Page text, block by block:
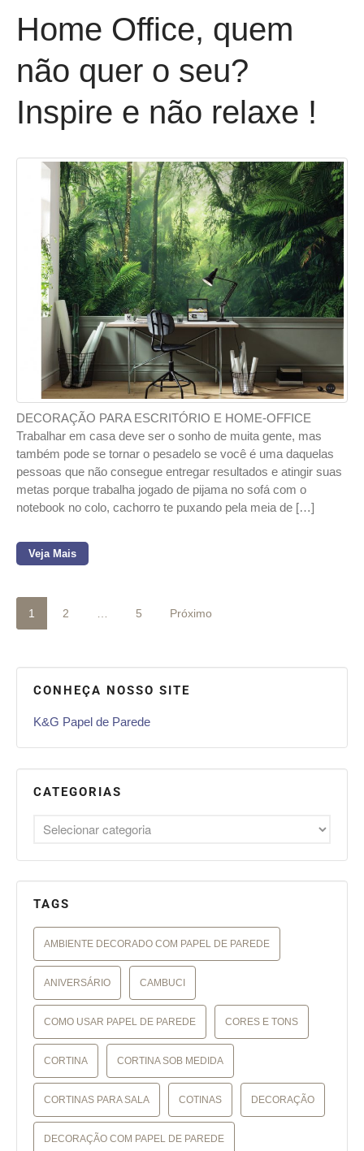
Home Office, quem
não quer o seu?
Inspire e não relaxe !
DECORAÇÃO PARA ESCRITÓRIO E HOME-OFFICE
Trabalhar em casa deve ser o sonho de muita gente, mas
também pode se tornar o pesadelo se você é uma daquelas
pessoas que não consegue entregar resultados e atingir suas
metas porque trabalha jogado de pijama no sofá com o
notebook no colo, cachorro te puxando pela meia de […]
Veja Mais
1 2 … 5 Próximo
CONHEÇA NOSSO SITE
K&G Papel de Parede
CATEGORIAS
TAGS
AMBIENTE DECORADO COM PAPEL DE PAREDE
ANIVERSÁRIO CAMBUCI
COMO USAR PAPEL DE PAREDE CORES E TONS
CORTINA CORTINA SOB MEDIDA
CORTINAS PARA SALA COTINAS DECORAÇÃO
DECORAÇÃO COM PAPEL DE PAREDE